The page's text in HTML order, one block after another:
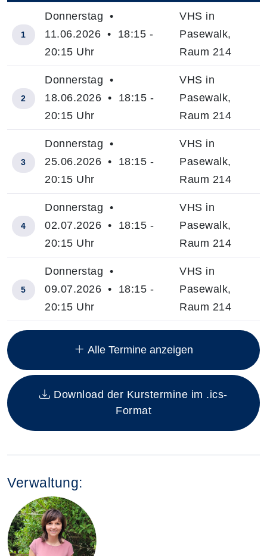
Insgesamt gibt es 10 Termine zum diesen Kurs
1
Donnerstag •
11.06.2026 • 18:15 -
20:15 Uhr
VHS in
Pasewalk,
Raum 214
2
Donnerstag •
18.06.2026 • 18:15 -
20:15 Uhr
VHS in
Pasewalk,
Raum 214
3
Donnerstag •
25.06.2026 • 18:15 -
20:15 Uhr
VHS in
Pasewalk,
Raum 214
4
Donnerstag •
02.07.2026 • 18:15 -
20:15 Uhr
VHS in
Pasewalk,
Raum 214
5
Donnerstag •
09.07.2026 • 18:15 -
20:15 Uhr
VHS in
Pasewalk,
Raum 214
Alle Termine anzeigen
Download der Kurstermine im .ics-
Format
Verwaltung: